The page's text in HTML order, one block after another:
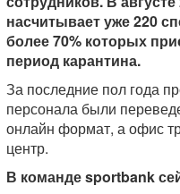
насчитывает уже 220
более 70% которых
период карантина.
За последние пол года
персонала были
онлайн формат, а офис
центр.
В команде sportbank